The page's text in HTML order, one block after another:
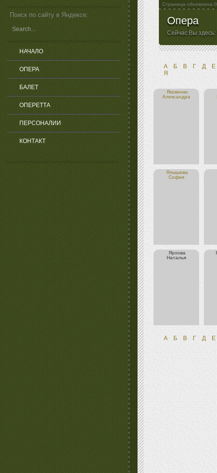
Поиск по сайту в Яндексе:
НАЧАЛО
ОПЕРА
БАЛЕТ
ОПЕРЕТТА
ПЕРСОНАЛИИ
КОНТАКТ
Страница обновлена
Опера
Сейчас Вы здесь:
А Б В Г Д
Е
Я
Яковенко
Александра
Ялышева
София
Ярхова
Наталья
А Б В Г Д Е